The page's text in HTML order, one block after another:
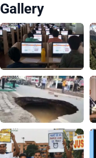
Gallery